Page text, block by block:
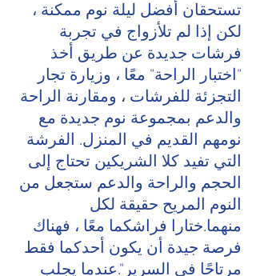
تستحقان أفضل ليلة نوم ممكنة ،
لكن إذا لم تلأزواج في تجربة
فرشات جديدة عن طريق أخذ
"اختبار الراحة" معًا ، وزيارة تجار
التجزئة للفرشات ، ومقارنة الراحة
والدعم بمجموعة نوم جديدة مع
نومهم القديم في المنزل. الفرشة
التي تفيد كلا الشريكين تحتاج إلى
الحجم والراحة والدعم ستجعل من
النوم المريح حقيقة لكل
منهما.ختارا فراشكما معًا ، فهناك
فرصة جيدة أن يكون أحدكما فقط
مرتاحًا في السرير".عندما يجلب